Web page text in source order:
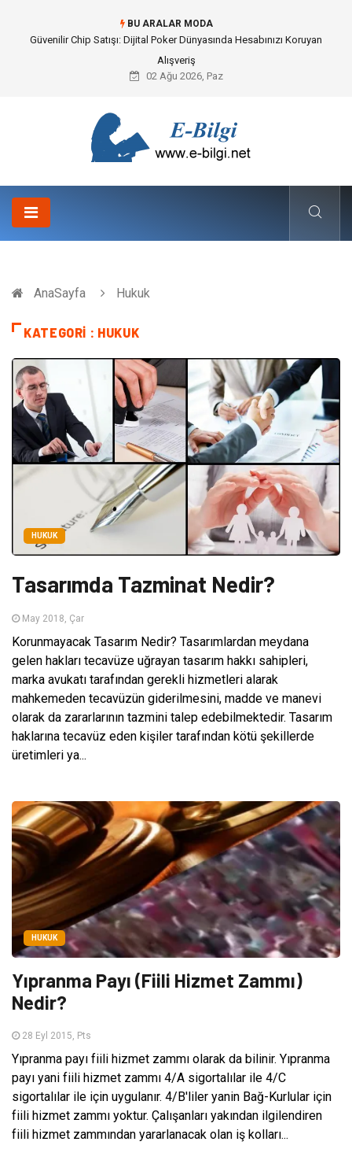
BU ARALAR MODA
Bahçe Çiti Kültürü ve Modern Peyzaj Mimarisindeki Hayati Rolü
02 Ağu 2026, Paz
AnaSayfa Hukuk
KATEGORI : HUKUK
HUKUK
Tasarımda Tazminat Nedir?
May 2018, Çar
Korunmayacak Tasarım Nedir? Tasarımlardan meydana
gelen hakları tecavüze uğrayan tasarım hakkı sahipleri,
marka avukatı tarafından gerekli hizmetleri alarak
mahkemeden tecavüzün giderilmesini, madde ve manevi
olarak da zararlarının tazmini talep edebilmektedir. Tasarım
haklarına tecavüz eden kişiler tarafından kötü şekillerde
üretimleri ya...
HUKUK
Yıpranma Payı (Fiili Hizmet Zammı)
Nedir?
28 Eyl 2015, Pts
Yıpranma payı fiili hizmet zammı olarak da bilinir. Yıpranma
payı yani fiili hizmet zammı 4/A sigortalılar ile 4/C
sigortalılar ile için uygulanır. 4/B'liler yanin Bağ-Kurlular için
fiili hizmet zammı yoktur. Çalışanları yakından ilgilendiren
fiili hizmet zammından yararlanacak olan iş kolları...